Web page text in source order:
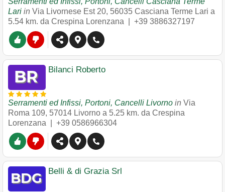
Lari in Via Livornese Est 20, 56035 Casciana Terme Lari a
5.54 km. da Crespina Lorenzana | +39 3886327197
Bilanci Roberto
Serramenti ed Infissi, Portoni, Cancelli Livorno in Via
Roma 109, 57014 Livorno a 5.25 km. da Crespina
Lorenzana | +39 0586966304
Belli & di Grazia Srl